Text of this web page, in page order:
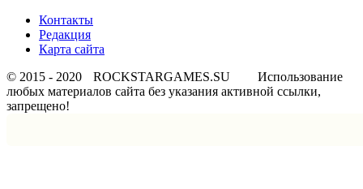
Контакты
Редакция
Карта сайта
© 2015 - 2020
ROCKSTARGAMES.SU
Использование
любых материалов сайта без указания активной ссылки,
запрещено!